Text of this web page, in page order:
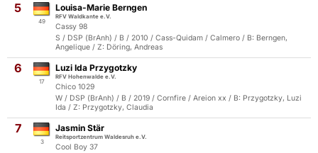
5
49
Louisa-Marie Berngen
RFV Waldkante e.V.
Cassy 98
S / DSP (BrAnh) / B / 2010 / Cass-Quidam / Calmero / B: Berngen,
Angelique / Z: Döring, Andreas
6
17
Luzi Ida Przygotzky
RFV Hohenwalde e.V.
Chico 1029
W / DSP (BrAnh) / B / 2019 / Cornfire / Areion xx / B: Przygotzky, Luzi
Ida / Z: Przygotzky, Claudia
7
3
Jasmin Stär
Reitsportzentrum Waldesruh e.V.
Cool Boy 37